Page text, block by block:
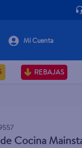
REBAJAS
Cocina